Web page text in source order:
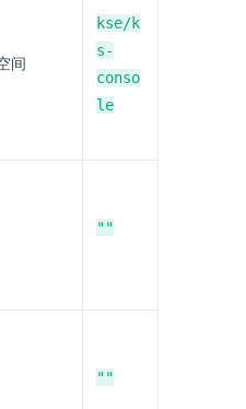
间
kse/k
s-
conso
le
""
""